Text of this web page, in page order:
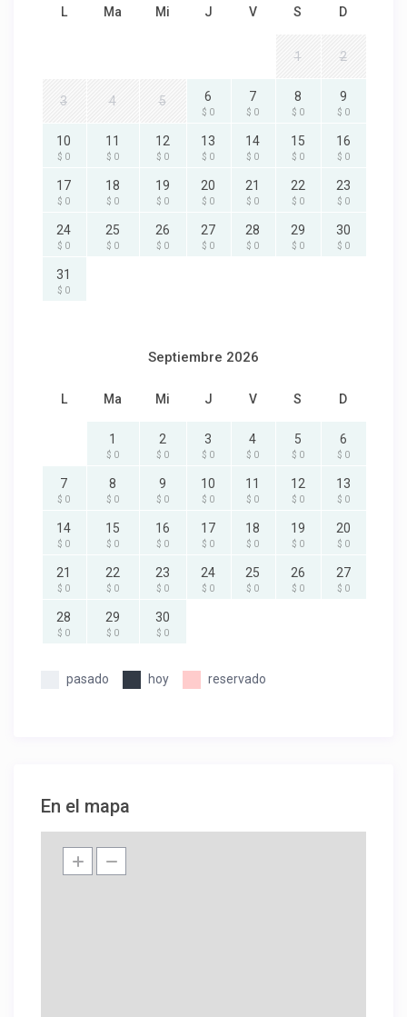
L Ma Mi J V S D
1 2
3 4 5 6
$ 0
7
$ 0
8
$ 0
9
$ 0
10
$ 0
11
$ 0
12
$ 0
13
$ 0
14
$ 0
15
$ 0
16
$ 0
17
$ 0
18
$ 0
19
$ 0
20
$ 0
21
$ 0
22
$ 0
23
$ 0
24
$ 0
25
$ 0
26
$ 0
27
$ 0
28
$ 0
29
$ 0
30
$ 0
31
$ 0
Septiembre 2026
L Ma Mi J V S D
1
$ 0
2
$ 0
3
$ 0
4
$ 0
5
$ 0
6
$ 0
7
$ 0
8
$ 0
9
$ 0
10
$ 0
11
$ 0
12
$ 0
13
$ 0
14
$ 0
15
$ 0
16
$ 0
17
$ 0
18
$ 0
19
$ 0
20
$ 0
21
$ 0
22
$ 0
23
$ 0
24
$ 0
25
$ 0
26
$ 0
27
$ 0
28
$ 0
29
$ 0
30
$ 0
pasado hoy reservado
En el mapa